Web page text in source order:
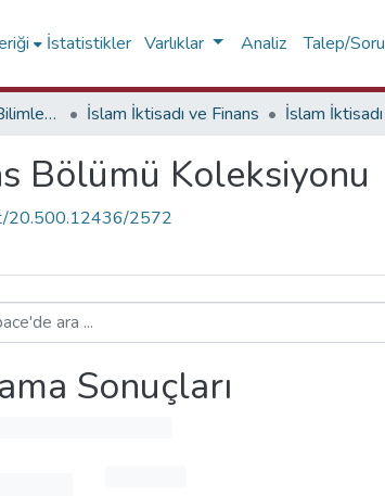
İstatistikler Varlıklar Analiz Talep/Soru
İşletme ve Yönetim Bilimleri Fakültesi İslam İktisadı ve Finans
Bölümü Koleksiyonu
20.500.12436/2572
Sonuçları